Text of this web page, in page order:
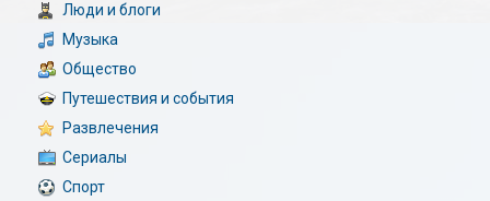
Люди и блоги
Музыка
Общество
Путешествия и события
Развлечения
Сериалы
Спорт